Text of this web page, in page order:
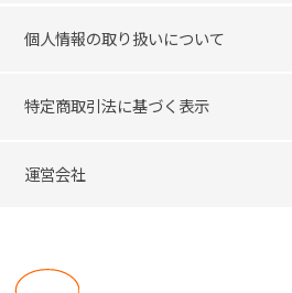
個人情報の取り扱いについて
特定商取引法に基づく表示
運営会社